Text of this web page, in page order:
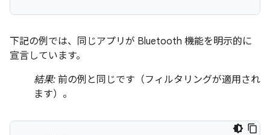
下記の例では、同じアプリが Bluetooth 機能を明示的に
宣言しています。
結果: 前の例と同じです（フィルタリングが適用され
ます）。